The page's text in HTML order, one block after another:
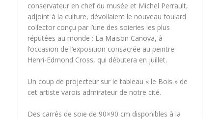
conservateur en chef du musée et Michel Perrault,
adjoint à la culture, dévoilaient le nouveau foulard
collector conçu par l’une des soieries les plus
réputées au monde : La Maison Canova, à
l’occasion de l’exposition consacrée au peintre
Henri-Edmond Cross, qui débutera en juillet.
Un coup de projecteur sur le tableau « le Bois » de
cet artiste varois admirateur de notre cité.
Des carrés de soie de 90×90 cm disponibles à la